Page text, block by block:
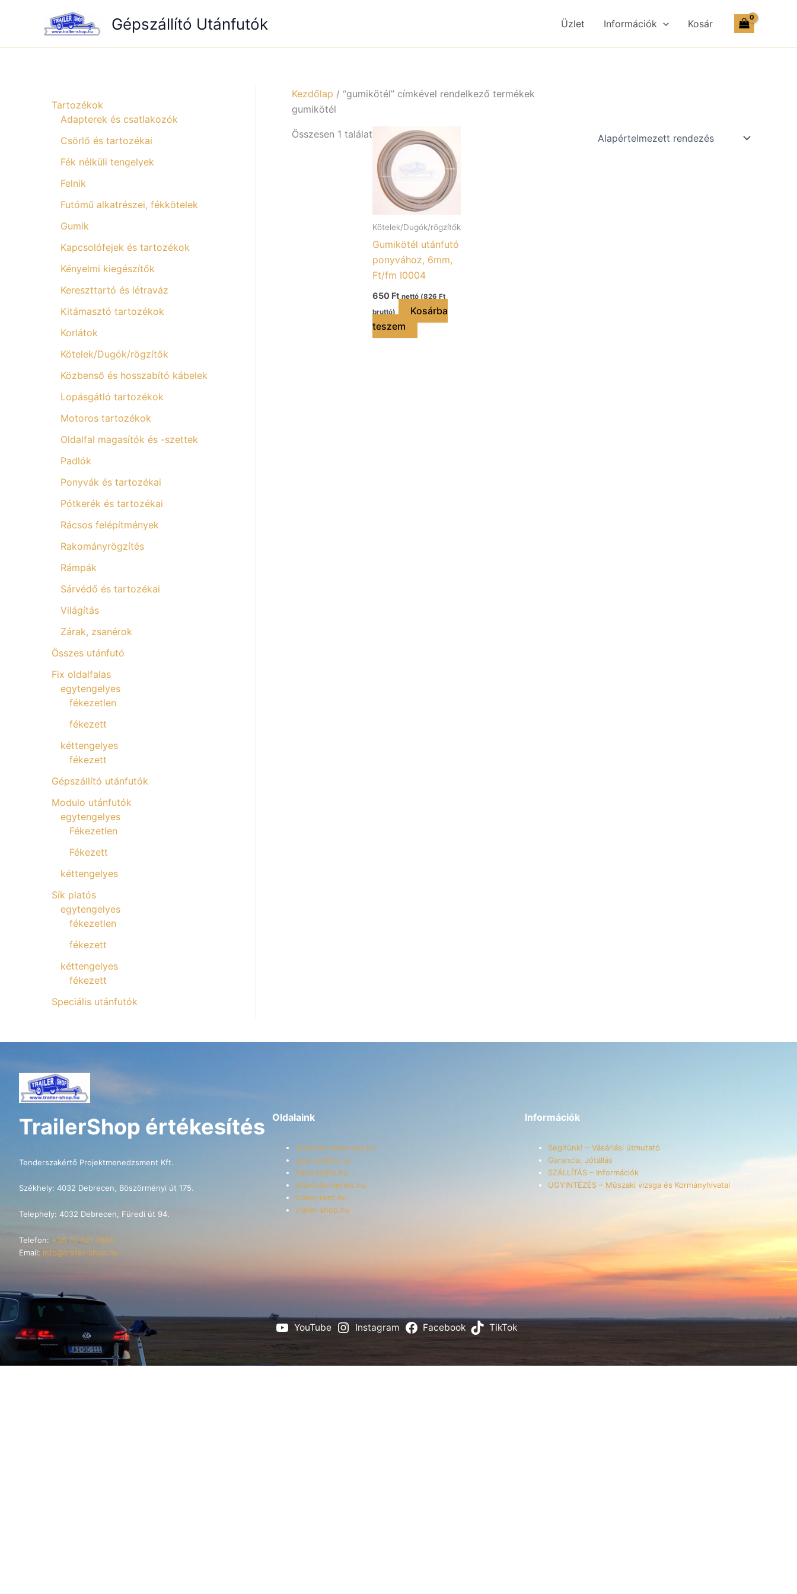
Gépszállító Utánfutók Üzlet Információk Kosár
Tartozékok
Adapterek és csatlakozók
Csörlő és tartozékai
Fék nélküli tengelyek
Felnik
Futómű alkatrészei, fékkötelek
Gumik
Kapcsolófejek és tartozékok
Kényelmi kiegészítők
Kereszttartó és létraváz
Kitámasztó tartozékok
Korlátok
Kötelek/Dugók/rögzítők
Közbenső és hosszabító kábelek
Lopásgátló tartozékok
Motoros tartozékok
Oldalfal magasítók és -szettek
Padlók
Ponyvák és tartozékai
Pótkerék és tartozékai
Rácsos felépítmények
Rakományrögzítés
Rámpák
Sárvédő és tartozékai
Világítás
Zárak, zsanérok
Összes utánfutó
Fix oldalfalas
egytengelyes
fékezetlen
fékezett
kéttengelyes
fékezett
Gépszállító utánfutók
Modulo utánfutók
egytengelyes
Fékezetlen
Fékezett
kéttengelyes
Sík platós
egytengelyes
fékezetlen
fékezett
kéttengelyes
fékezett
Speciális utánfutók
Kezdőlap / “gumikötél” címkével rendelkező termékek
gumikötél
Összesen 1 találat
Kötelek/Dugók/rögzítők
Gumikötél utánfutó
ponyvához, 6mm,
Ft/fm I0004
650 Ft nettó (826 Ft
bruttó)
Kosárba
teszem
TrailerShop értékesítés
Tenderszakértő Projektmenedzsment Kft.
Székhely: 4032 Debrecen, Böszörményi út 175.
Telephely: 4032 Debrecen, Füredi út 94.
Telefon: +36 70 621 7696
Email: info@trailer-shop.hu
Oldalaink
utanfuto-alkatresz.hu
gep-szallito.hu
hajoszallito.hu
utanfuto-berles.hu
trailer-rent.hu
trailer-shop.hu
Információk
Segítünk! – Vásárlási útmutató
Garancia, Jótállás
SZÁLLÍTÁS – Információk
ÜGYINTÉZÉS – Műszaki vizsga és Kormányhivatal
YouTube Instagram Facebook TikTok